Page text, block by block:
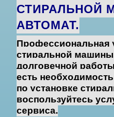
СТИРАЛЬНОЙ
АВТОМАТ.
Профессиональная
стиральной
долговечной
есть необходимость
по установке
воспользуйтесь
сервиса.